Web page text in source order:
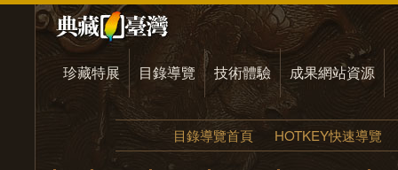
珍藏特展 目錄導覽 技術體驗 成果網站資源
目錄導覽首頁 HOTKEY快速導覽